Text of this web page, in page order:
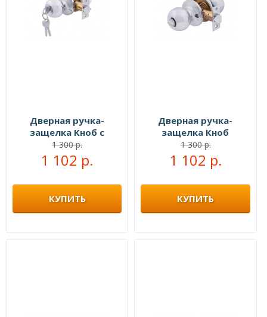
Дверная ручка-
защелка Кноб с
ключами хром
1 300 р.
1 102 р.
КУПИТЬ
Дверная ручка-
защелка Кноб
сантехническая белый
никель
1 300 р.
1 102 р.
КУПИТЬ